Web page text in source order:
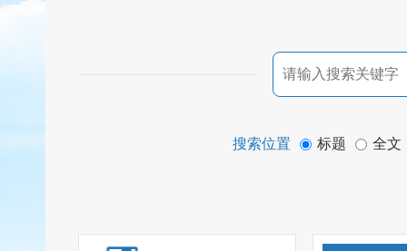
搜索位置 标题 全文